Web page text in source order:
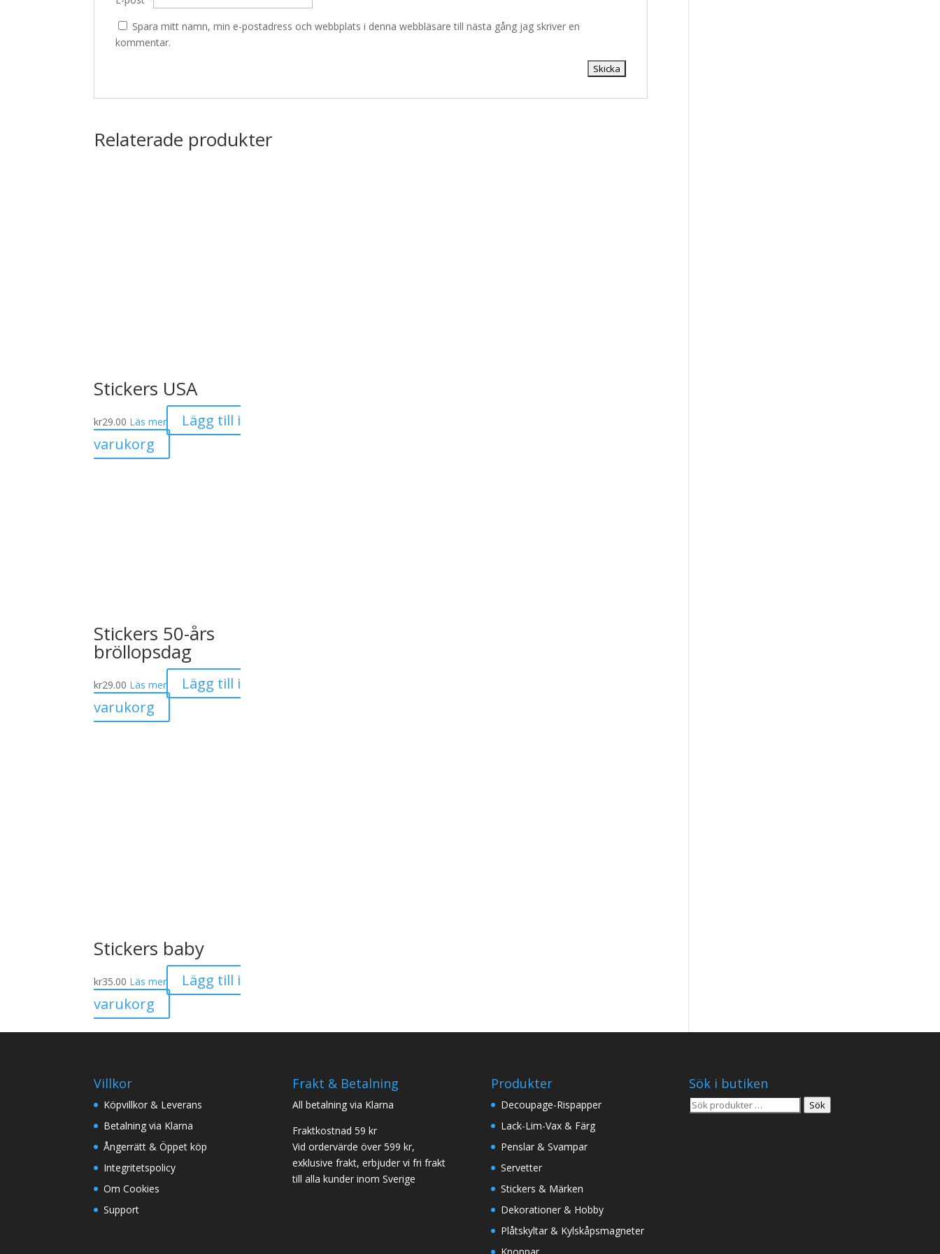
Spara mitt namn, min e-postadress och webbplats i denna webbläsare till nästa gång jag skriver en
kommentar.
Relaterade produkter
Stickers USA
kr29.00 Läs mer
Lägg till i
varukorg
Stickers 50-års
bröllopsdag
kr29.00 Läs mer
Lägg till i
varukorg
Stickers baby
kr35.00 Läs mer
Lägg till i
varukorg
Villkor
Köpvillkor & Leverans
Betalning via Klarna
Ångerrätt & Öppet köp
Integritetspolicy
Om Cookies
Support
Frakt & Betalning
All betalning via Klarna
Fraktkostnad 59 kr
Vid ordervärde över 599 kr,
exklusive frakt, erbjuder vi fri frakt
till alla kunder inom Sverige
Produkter
Decoupage-Rispapper
Lack-Lim-Vax & Färg
Penslar & Svampar
Servetter
Stickers & Märken
Dekorationer & Hobby
Plåtskyltar & Kylskåpsmagneter
Sök i butiken
Sök
Sök